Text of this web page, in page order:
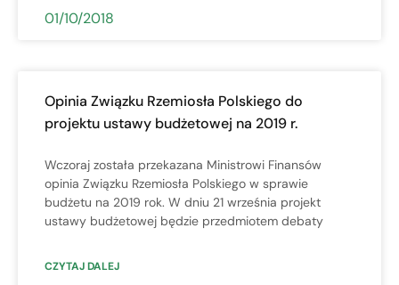
01/10/2018
Opinia Związku Rzemiosła Polskiego do
projektu ustawy budżetowej na 2019 r.
Wczoraj została przekazana Ministrowi Finansów
opinia Związku Rzemiosła Polskiego w sprawie
budżetu na 2019 rok. W dniu 21 września projekt
ustawy budżetowej będzie przedmiotem debaty
CZYTAJ DALEJ